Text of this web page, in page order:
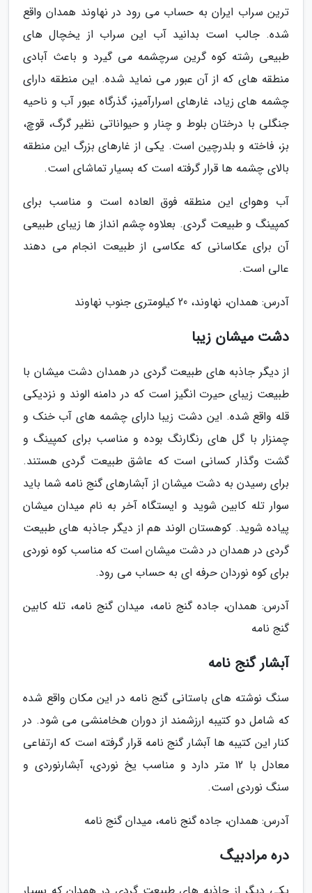
ترین سراب ایران به حساب می رود در نهاوند همدان واقع
شده. جالب است بدانید آب این سراب از یخچال های
طبیعی رشته کوه گرین سرچشمه می گیرد و باعث آبادی
منطقه های که از آن عبور می نماید شده. این منطقه دارای
چشمه های زیاد، غارهای اسرارآمیز، گذرگاه عبور آب و ناحیه
جنگلی با درختان بلوط و چنار و حیواناتی نظیر گرگ، قوچ،
بز، فاخته و بلدرچین است. یکی از غارهای بزرگ این منطقه
بالای چشمه ها قرار گرفته است که بسیار تماشای است.
آب وهوای این منطقه فوق العاده است و مناسب برای
کمپینگ و طبیعت گردی. بعلاوه چشم انداز ها زیبای طبیعی
آن برای عکاسانی که عکاسی از طبیعت انجام می دهند
عالی است.
آدرس: همدان، نهاوند، 20 کیلومتری جنوب نهاوند
دشت میشان زیبا
از دیگر جاذبه های طبیعت گردی در همدان دشت میشان با
طبیعت زیبای حیرت انگیز است که در دامنه الوند و نزدیکی
قله واقع شده. این دشت زیبا دارای چشمه های آب خنک و
چمنزار با گل های رنگارنگ بوده و مناسب برای کمپینگ و
گشت وگذار کسانی است که عاشق طبیعت گردی هستند.
برای رسیدن به دشت میشان از آبشارهای گنج نامه شما باید
سوار تله کابین شوید و ایستگاه آخر به نام میدان میشان
پیاده شوید. کوهستان الوند هم از دیگر جاذبه های طبیعت
گردی در همدان در دشت میشان است که مناسب کوه نوردی
برای کوه نوردان حرفه ای به حساب می رود.
آدرس: همدان، جاده گنج نامه، میدان گنج نامه، تله کابین
گنج نامه
آبشار گنج نامه
سنگ نوشته های باستانی گنج نامه در این مکان واقع شده
که شامل دو کتیبه ارزشمند از دوران هخامنشی می شود. در
کنار این کتیبه ها آبشار گنج نامه قرار گرفته است که ارتفاعی
معادل با 12 متر دارد و مناسب یخ نوردی، آبشارنوردی و
سنگ نوردی است.
آدرس: همدان، جاده گنج نامه، میدان گنج نامه
دره مرادبیگ